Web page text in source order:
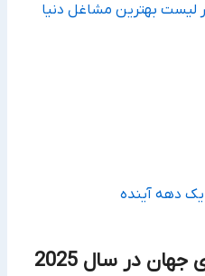
بهترین مشاغل دنیا
دهه آینده
در سال 2025